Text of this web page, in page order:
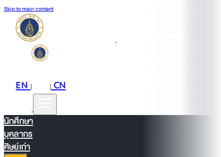
Skip to main content
EN| |CN
นักศึกษา
บุคลากร
ศิษย์เก่า